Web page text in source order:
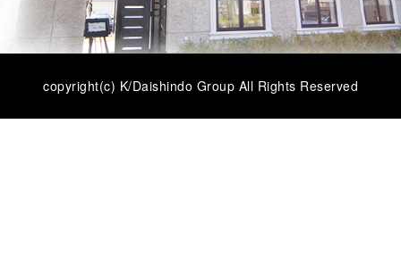
copyright(c) K/Daishindo Group All Rights Reserved